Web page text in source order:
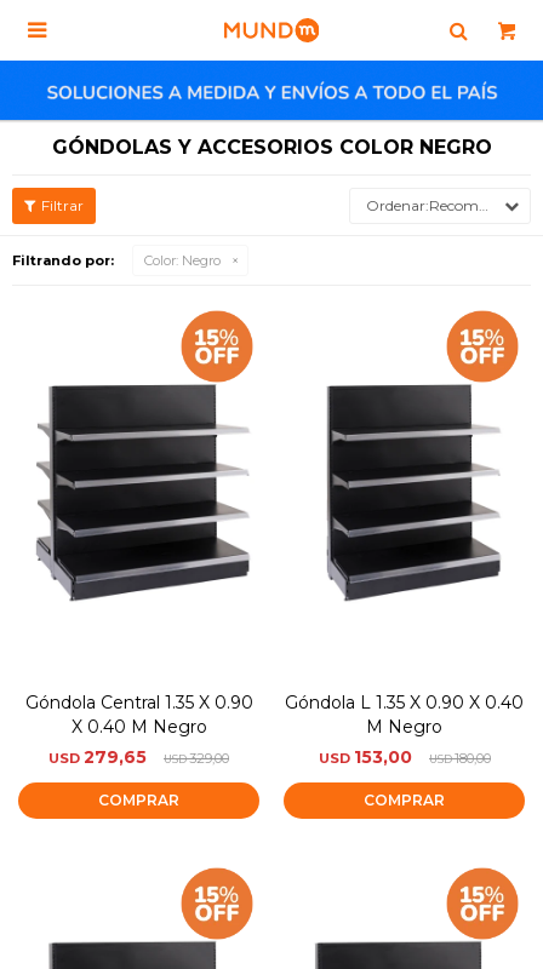

GÓNDOLAS Y ACCESORIOS COLOR NEGRO
Recomendados
Filtrando por: Color: Negro
Góndola Central 1.35 X 0.90
X 0.40 M Negro
USD 279,65 USD329,00
Góndola L 1.35 X 0.90 X 0.40
M Negro
USD 153,00 USD180,00